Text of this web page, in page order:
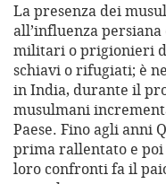
La presenza dei
all’influenza
militari o prigionieri
schiavi o rifugiati; è
in India, durante il
musulmani
Paese. Fino agli anni
prima rallentato e
loro confronti fa il